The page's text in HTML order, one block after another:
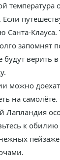
температура
Санта-Клауса.
запомнят
верить в
можно
на самолёте.
Лапландия
к обилию